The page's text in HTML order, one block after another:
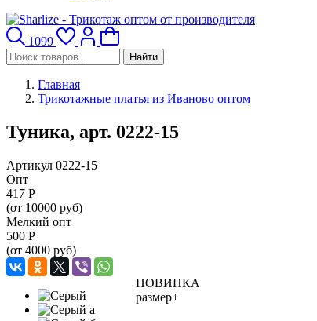
1099
Найти
Главная
Трикотажные платья из Иваново оптом
Туника, арт. 0222-15
Артикул 0222-15
Опт
417 Р
(от 10000 руб)
Мелкий опт
500 Р
(от 4000 руб)
НОВИНКА
размер+